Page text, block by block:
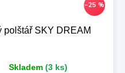
–25 %
polštář SKY DREAM
Skladem (3 ks)